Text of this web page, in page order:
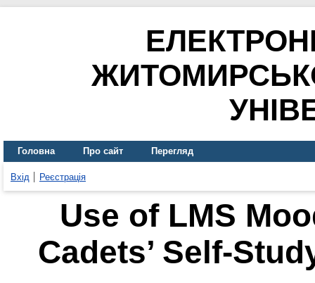
Головна Про сайт Перегляд
Вхід Реєстрація
Use of LMS
Cadets’ Self-